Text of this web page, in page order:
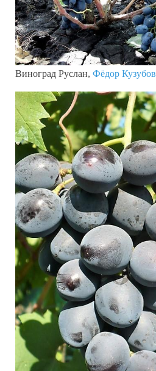
Виноград Руслан, Фёдор Кузубов